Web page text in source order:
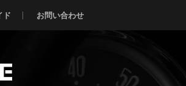
ド お問い合わせ